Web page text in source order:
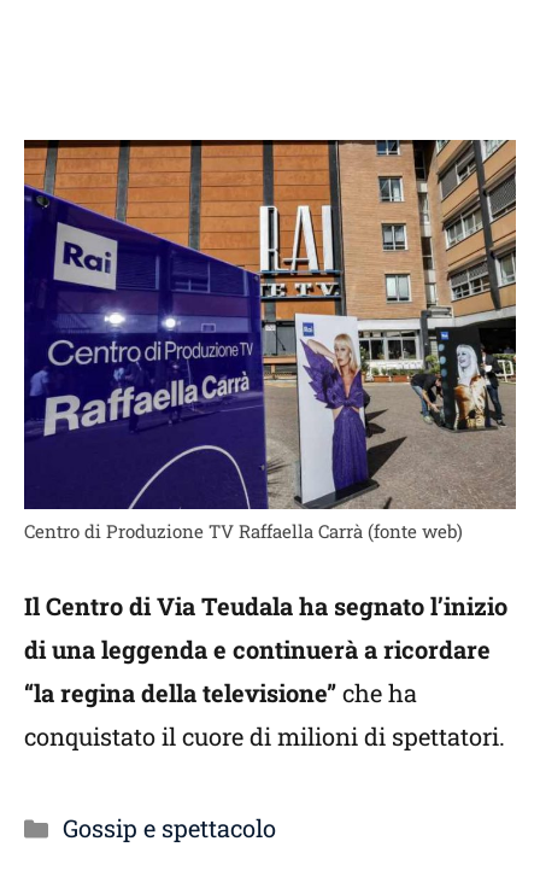
Centro di Produzione TV Raffaella Carrà (fonte web)
Il Centro di Via Teudala ha segnato l’inizio
di una leggenda e continuerà a ricordare
“la regina della televisione”che ha
conquistato il cuore di milioni di spettatori.
Categorie
Gossip e spettacolo